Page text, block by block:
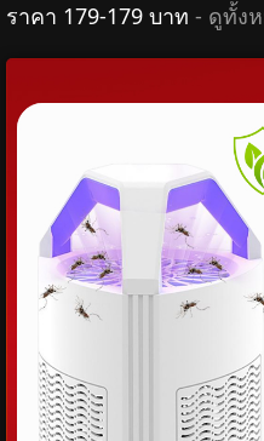
ราคา 179-179 บาท - ดูทั้ง